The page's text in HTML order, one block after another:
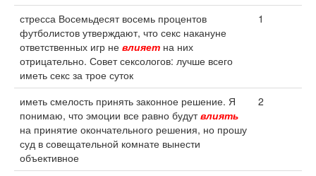
стресса Восемьдесят восемь процентов
футболистов утверждают, что секс накануне
ответственных игр не влияет на них
отрицательно. Совет сексологов: лучше всего
иметь секс за трое суток
1
иметь смелость принять законное решение. Я
понимаю, что эмоции все равно будутвлиять
на принятие окончательного решения, но прошу
суд в совещательной комнате вынести
объективное
2